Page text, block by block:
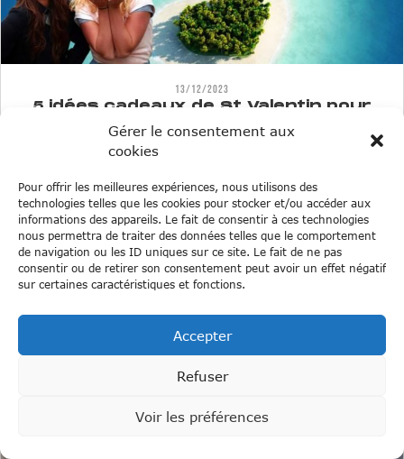
Gérer le consentement aux
cookies
Pour offrir les meilleures expériences, nous utilisons des
technologies telles que les cookies pour stocker et/ou accéder aux
informations des appareils. Le fait de consentir à ces technologies
nous permettra de traiter des données telles que le comportement
de navigation ou les ID uniques sur ce site. Le fait de ne pas
consentir ou de retirer son consentement peut avoir un effet négatif
sur certaines caractéristiques et fonctions.
Accepter
Refuser
Voir les préférences
13/12/2023
5 idées cadeaux de St Valentin pour
les amoureux voyageurs
29/11/2023
Nos idées de cadeaux pour Noël –
édition 2023